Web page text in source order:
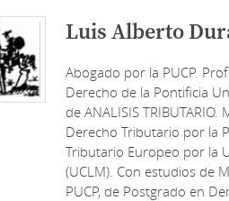
Luis Alberto
Abogado por la PUCP.
Derecho de la Pontificia
de ANALISIS
Derecho Tributario por la
Tributario Europeo por la
(UCLM). Con estudios de
PUCP, de Postgrado en